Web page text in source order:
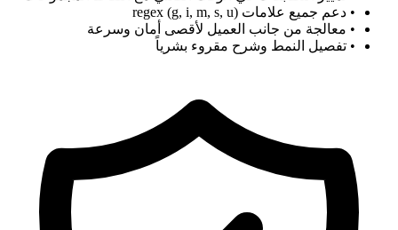
• دعم جميع علامات regex (g, i, m, s, u)
• معالجة من جانب العميل لأقصى أمان وسرعة
• تفصيل النمط وشرح مقروء بشرياً